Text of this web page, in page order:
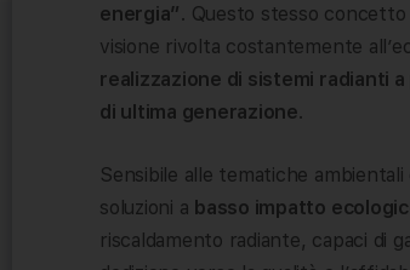
energia”. Questo stesso concetto
visione rivolta costantemente
realizzazione di sistemi radianti
di ultima generazione.
Sensibile alle tematiche
soluzioni a basso impatto
riscaldamento radiante, capaci di